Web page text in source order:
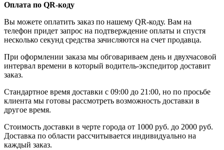
Оплата по QR-коду
Вы можете оплатить заказ по нашему QR-коду. Вам на
телефон придет запрос на подтверждение оплаты и спустя
несколько секунд средства зачисляются на счет продавца.
При оформлении заказа мы обговариваем день и двухчасовой
интервал времени в который водитель-экспедитор доставит
заказ.
Стандартное время доставки с 09:00 до 21:00, но по просьбе
клиента мы готовы рассмотреть возможность доставки в
другое время.
Стоимость доставки в черте города от 1000 руб. до 2000 руб.
Доставка по области рассчитывается индивидуально на
каждый заказ.